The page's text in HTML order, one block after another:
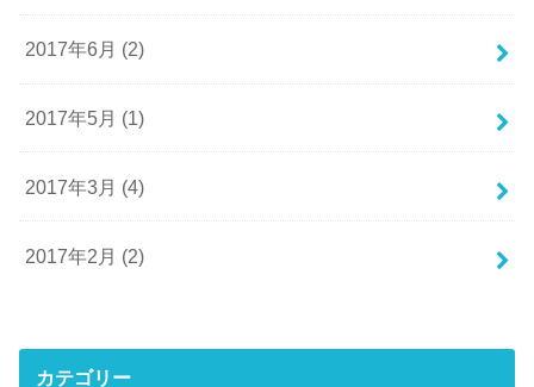
2017年6月 (2)
2017年5月 (1)
2017年3月 (4)
2017年2月 (2)
カテゴリー